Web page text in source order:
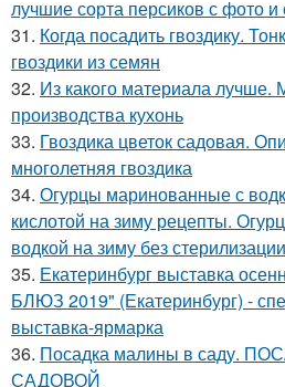
лучшие сорта персиков с фото
31. Когда посадить гвоздику.
гвоздики из семян
32. Из какого материала лучше.
производства кухонь
33. Гвоздика цветок садовая.
многолетняя гвоздика
34. Огурцы маринованные с
кислотой на зиму рецепты.
водкой на зиму без стерилизации
35. Екатеринбург выставка
БЛЮЗ 2019" (Екатеринбург) -
выставка-ярмарка
36. Посадка малины в саду.
САДОВОЙ